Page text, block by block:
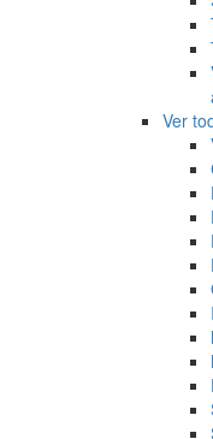
Ver